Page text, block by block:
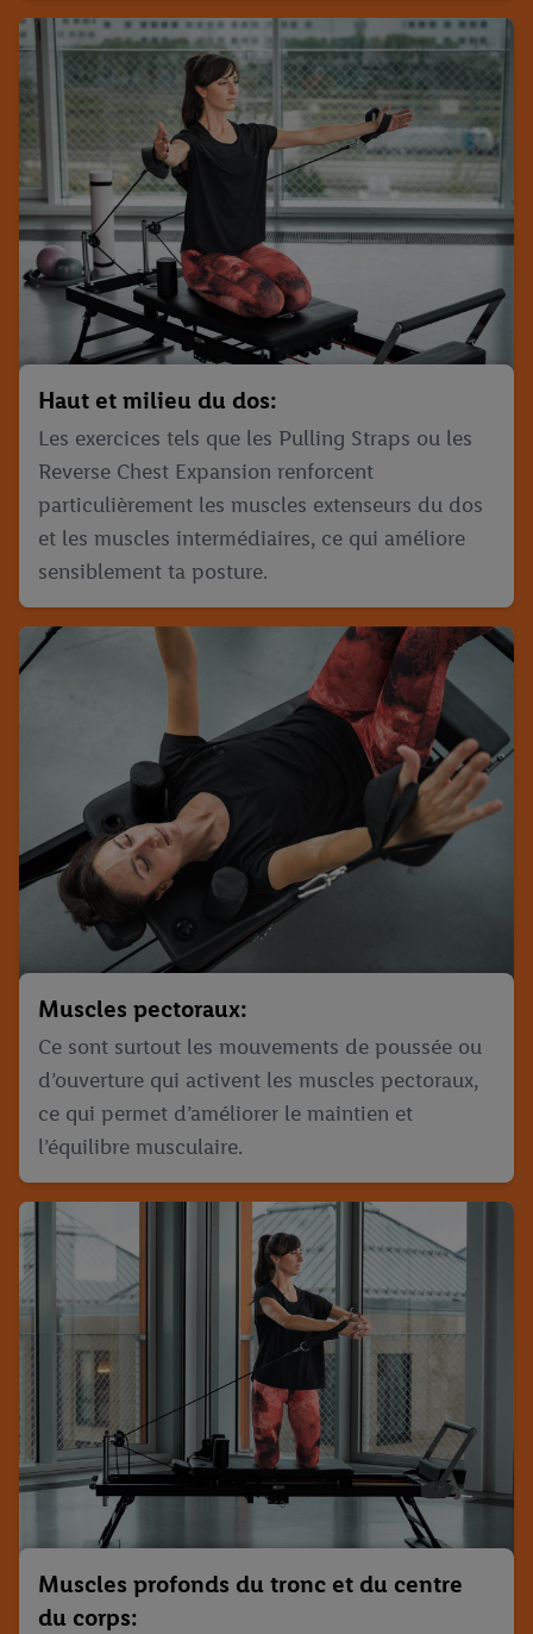
Haut et milieu du dos:
Les exercices tels que les Pulling Straps ou les
Reverse Chest Expansion renforcent
particulièrement les muscles extenseurs du dos
et les muscles intermédiaires, ce qui améliore
sensiblement ta posture.
Muscles pectoraux:
Ce sont surtout les mouvements de poussée ou
d’ouverture qui activent les muscles pectoraux,
ce qui permet d’améliorer le maintien et
l’équilibre musculaire.
Muscles profonds du tronc et du centre
du corps: